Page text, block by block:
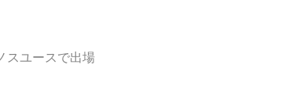
ユースで出場